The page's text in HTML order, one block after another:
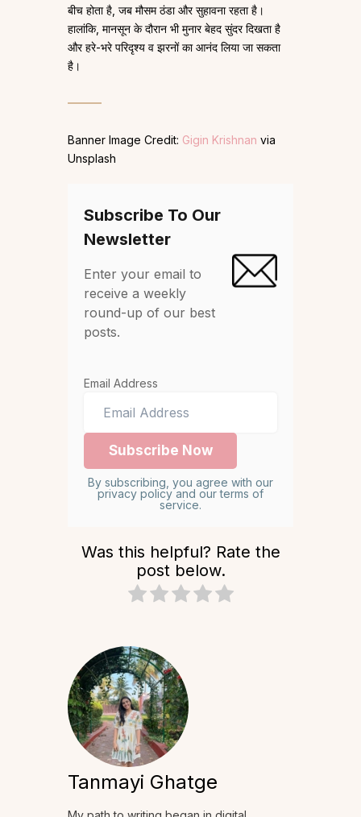
बीच होता है, जब मौसम ठंडा और सुहावना रहता है।
हालांकि, मानसून के दौरान भी मुनार बेहद सुंदर दिखता है
और हरे-भरे परिदृश्य व झरनों का आनंद लिया जा सकता
है।
Banner Image Credit: Gigin Krishnan via
Unsplash
Subscribe To Our
Newsletter
Enter your email to
receive a weekly
round-up of our best
posts.
Email Address
By subscribing, you agree with our
privacy policy and our terms of
service.
Was this helpful? Rate the
post below.
Tanmayi Ghatge